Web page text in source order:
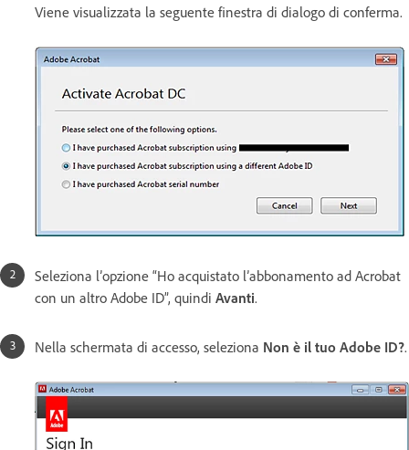
Viene visualizzata la seguente finestra di dialogo di conferma.
Seleziona l’opzione “Ho acquistato l’abbonamento ad Acrobat
con un altro Adobe ID”, quindi Avanti.
Nella schermata di accesso, seleziona Non è il tuo Adobe ID?.